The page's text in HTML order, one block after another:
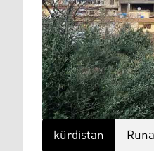
kürdistan